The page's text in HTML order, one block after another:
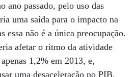
ano passado, pelo uso das
uma saída para o impacto na
essa não é a única preocupação.
afetar o ritmo da atividade
1,2% em 2013, e,
uma desaceleração no PIB.